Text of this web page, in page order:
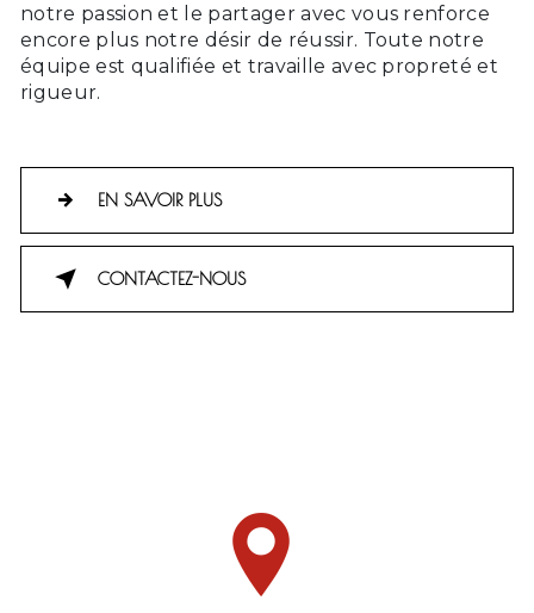
notre passion et le partager avec vous renforce
encore plus notre désir de réussir. Toute notre
équipe est qualifiée et travaille avec propreté et
rigueur.
EN SAVOIR PLUS
CONTACTEZ-NOUS